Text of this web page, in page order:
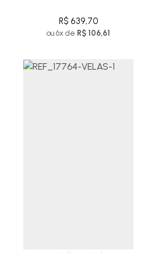
R$ 639,70
ou 6x de R$ 106,61